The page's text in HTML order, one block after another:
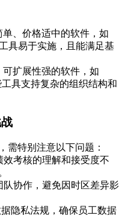
单、价格适中的软件，如
具易于实施，且能满足基
可扩展性强的软件，如
工具支持复杂的组织结构和
需特别注意以下问题：
效考核的理解和接受度不
队协作，避免因时区差异影
据隐私法规，确保员工数据